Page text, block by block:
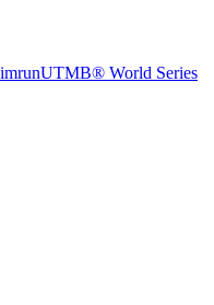
UTMB® World Series